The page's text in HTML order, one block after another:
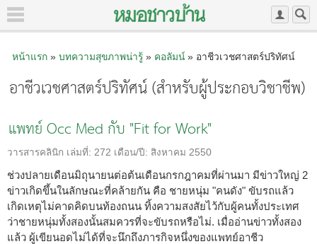
หน้าแรก» บทความสุขภาพน่ารู้» คอลัมน์» อาชีวเวชศาสตร์ปริทัศน์
อาชีวเวชศาสตร์ปริทัศน์ (สำหรับผู้ประกอบวิชาชีพ)
แพทย์ Occ Med กับ "Fit for Work"
วารสารคลินิก เล่มที่: 272 เดือน/ปี: สิงหาคม 2550
ช่วงปลายเดือนมิถุนายนต่อต้นเดือนกรกฎาคมที่ผ่านมา มีข่าวใหญ่ 2
ข่าวเกิดขึ้นในลักษณะที่คล้ายกัน คือ ชายหนุ่ม "คนดัง" ขับรถแล้ว
เกิดเหตุไม่คาดคิดบนท้องถนน ทิ้งความสงสัยไว้กับผู้คนทั้งประเทศ
ว่าชายหนุ่มทั้งสองนั้นสมควรที่จะขับรถหรือไม่. เมื่ออ่านข่าวทั้งสอง
แล้ว ผู้เขียนอดไม่ได้ที่จะนึกถึงภารกิจหนึ่งของแพทย์อาชีว